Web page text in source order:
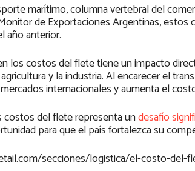
marítimo, columna vertebral del
de Exportaciones Argentinas,
año anterior.
los costos del flete tiene un impacto
y la industria. Al encarecer el
internacionales y aumenta el
costos del flete representa undesafío
para que el país fortalezca su
secciones/logistica/el-costo-